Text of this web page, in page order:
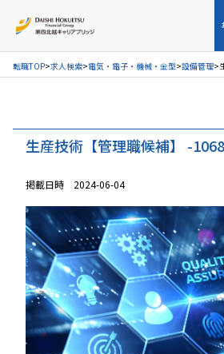
お問い合せ
転職TOP 求人検索 電気・電子・機械・金型 設備管理
生産技術【管理職候補】 -
掲載日時 2024-06-04